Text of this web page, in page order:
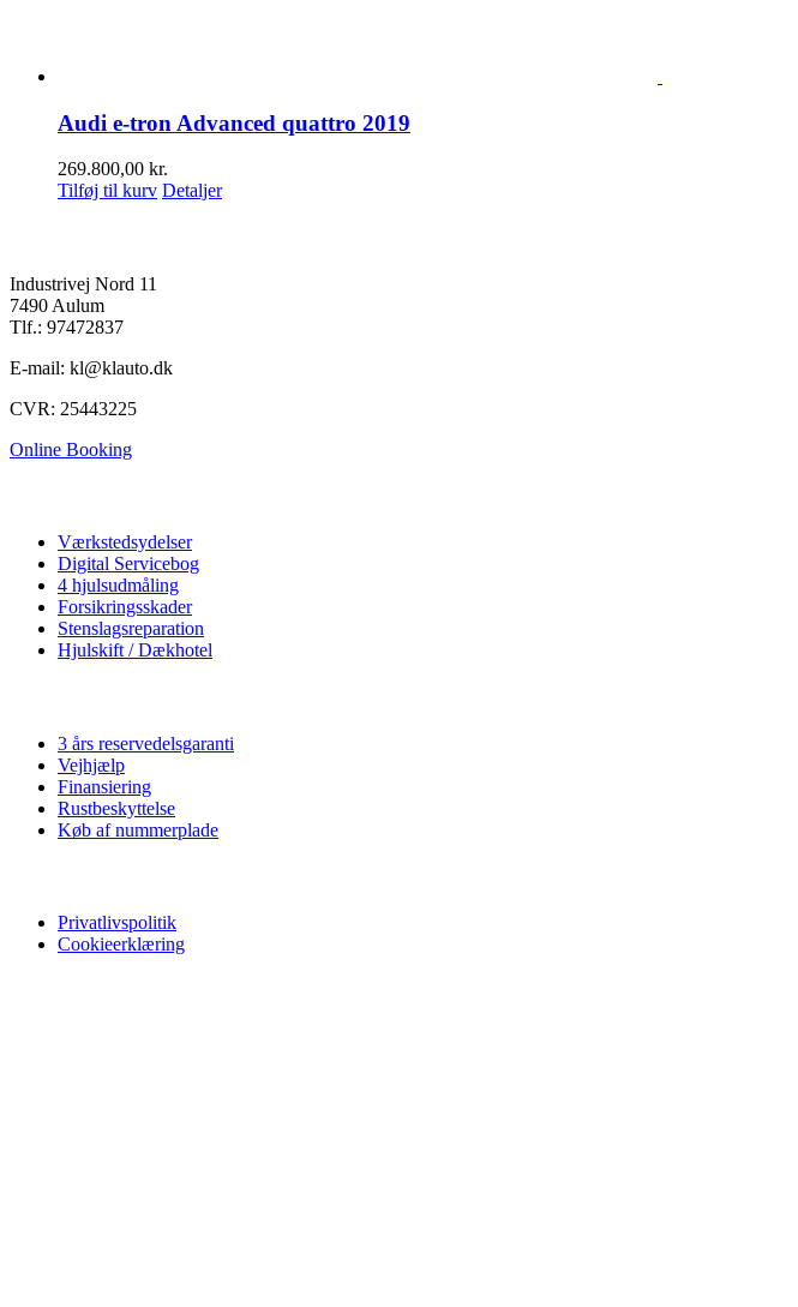
Audi e-tron Advanced quattro 2019
269.800,00 kr.
Tilføj til kurv Detaljer
Industrivej Nord 11
7490 Aulum
Tlf.: 97472837
E-mail: kl@klauto.dk
CVR: 25443225
Online Booking
Værkstedsydelser
Digital Servicebog
4 hjulsudmåling
Forsikringsskader
Stenslagsreparation
Hjulskift / Dækhotel
3 års reservedelsgaranti
Vejhjælp
Finansiering
Rustbeskyttelse
Køb af nummerplade
Privatlivspolitik
Cookieerklæring